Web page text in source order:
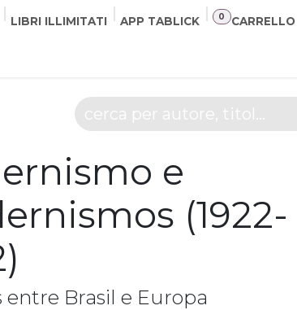
LIBRI ILLIMITATI APP TABLICK CARRELLO
0
e
(1922-
entre Brasil e Europa